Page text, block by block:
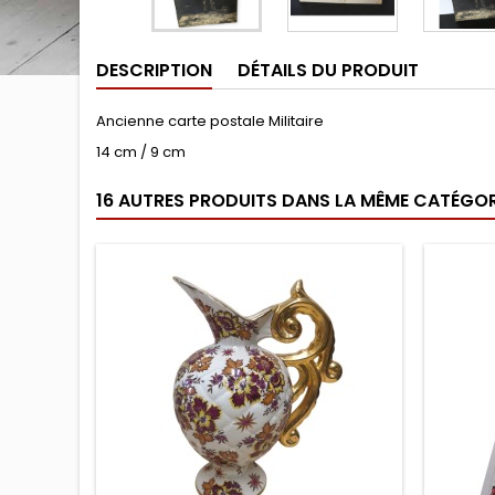
DESCRIPTION DÉTAILS DU PRODUIT
Ancienne carte postale Militaire
14 cm / 9 cm
16 AUTRES PRODUITS DANS LA MÊME